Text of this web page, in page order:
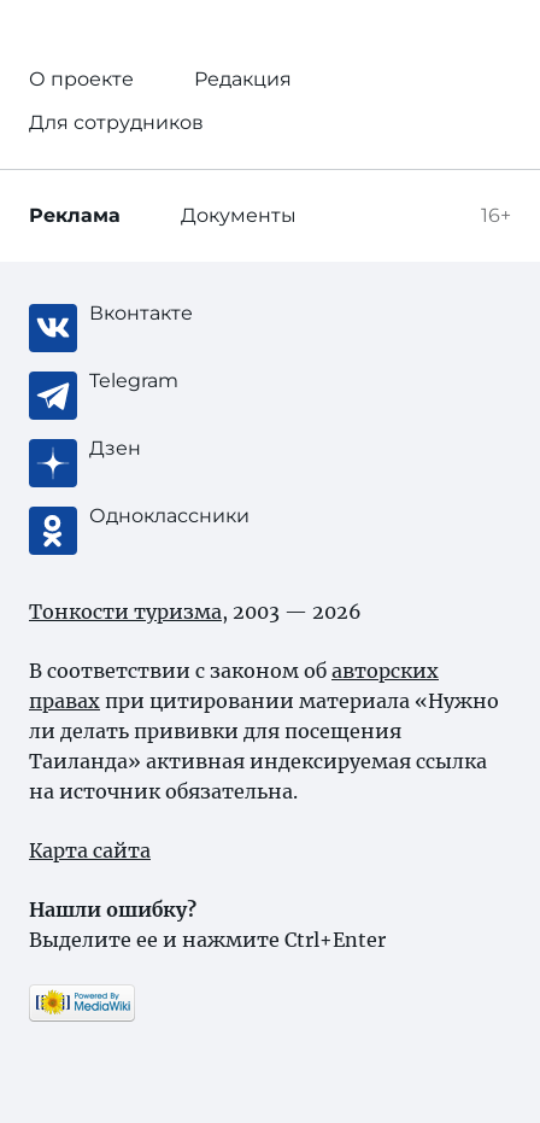
О проекте
Редакция
Для сотрудников
16+
Реклама Документы
Вконтакте
Telegram
Дзен
Одноклассники
Тонкости туризма, 2003 — 2026
В соответствии с законом об авторских
правах при цитировании материала «Нужно
ли делать прививки для посещения
Таиланда» активная индексируемая ссылка
на источник обязательна.
Карта сайта
Нашли ошибку?
Выделите ее и нажмите Ctrl+Enter